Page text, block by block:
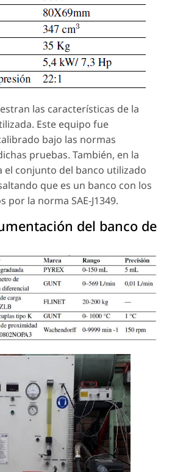
las características de la
Este equipo fue
bajo las normas
pruebas. También, en la
el conjunto del banco utilizado
que es un banco con los
por la norma SAE-J1349.
del banco de